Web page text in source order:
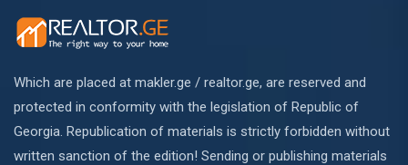
Which are placed at makler.ge / realtor.ge, are reserved and
protected in conformity with the legislation of Republic of
Georgia. Republication of materials is strictly forbidden without
written sanction of the edition! Sending or publishing materials